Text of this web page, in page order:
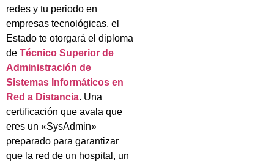
redes y tu periodo en
empresas tecnológicas, el
Estado te otorgará el diploma
de Técnico Superior de
Administración de
Sistemas Informáticos en
Red a Distancia. Una
certificación que avala que
eres un «SysAdmin»
preparado para garantizar
que la red de un hospital, un